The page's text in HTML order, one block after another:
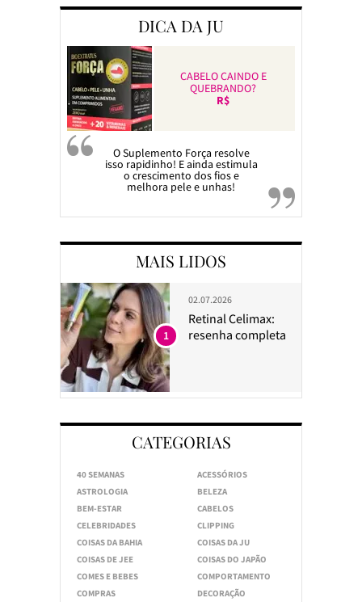
DICA DA JU
CABELO CAINDO E
QUEBRANDO?
R$
O Suplemento Força resolve
isso rapidinho! E ainda estimula
o crescimento dos fios e
melhora pele e unhas!
MAIS LIDOS
02.07.2026
Retinal Celimax:
resenha completa
1
CATEGORIAS
40 SEMANAS
ACESSÓRIOS
ASTROLOGIA
BELEZA
BEM-ESTAR
CABELOS
CELEBRIDADES
CLIPPING
COISAS DA BAHIA
COISAS DA JU
COISAS DE JEE
COISAS DO JAPÃO
COMES E BEBES
COMPORTAMENTO
COMPRAS
DECORAÇÃO